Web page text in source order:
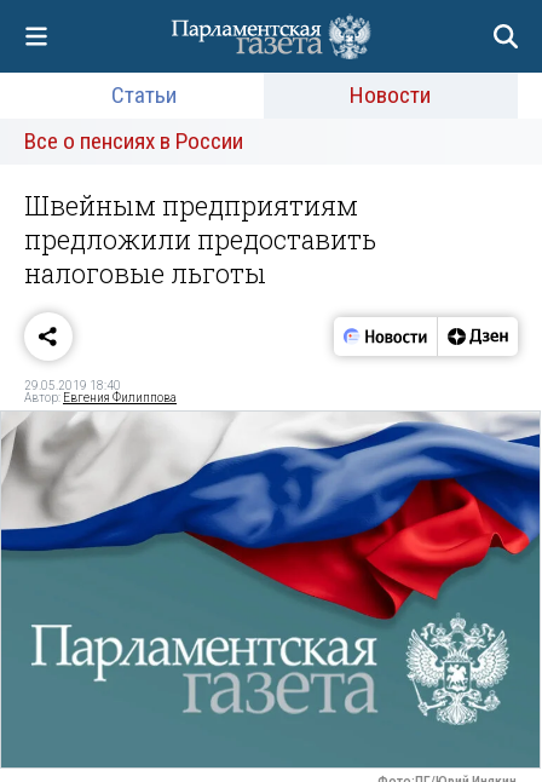
Статьи
Новости
Все о пенсиях в России
Швейным предприятиям
предложили предоставить
налоговые льготы
29.05.2019 18:40
Автор: Евгения Филиппова